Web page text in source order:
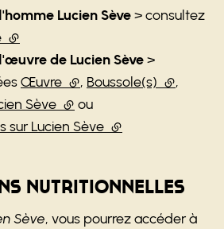
Lucien Sève> consultez
(lien externe)
de Lucien Sève>
Œuvre (lien externe)
, Boussole(s) (lien
,
Sève (lien externe)
ou
sur Lucien Sève (lien externe)
nutritionnelles
Sève, vous pourrez accéder à